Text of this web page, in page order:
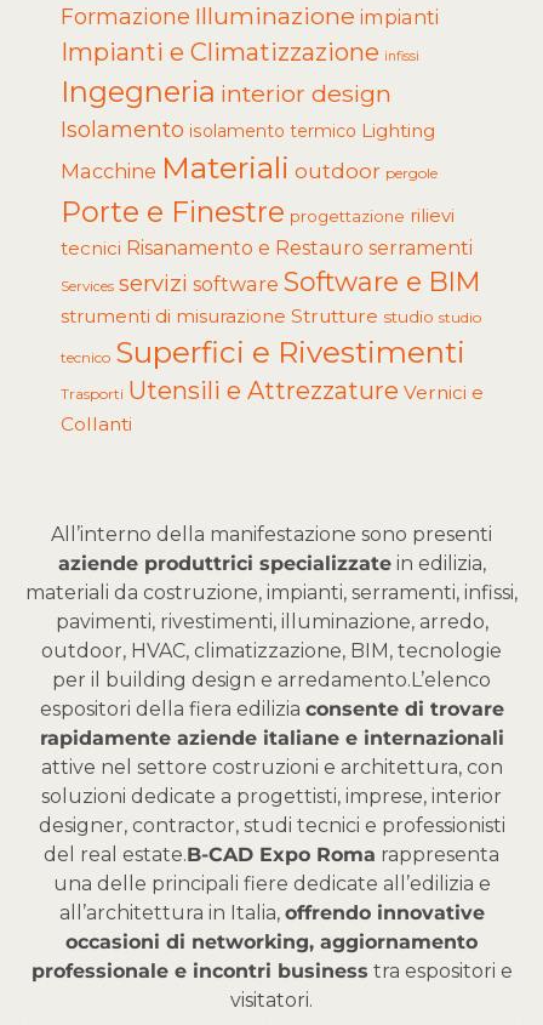
Formazione Illuminazione impianti
Impianti e Climatizzazione infissi
Ingegneria interior design
Isolamento isolamento termico Lighting
Macchine Materiali outdoor pergole
Porte e Finestre progettazione rilievi
tecnici Risanamento e Restauro serramenti
Services servizi software Software e BIM
strumenti di misurazione Strutture studio studio
tecnico Superfici e Rivestimenti
Trasporti Utensili e Attrezzature Vernici e
Collanti
All’interno della manifestazione sono presenti
aziende produttrici specializzatein edilizia,
materiali da costruzione, impianti, serramenti, infissi,
pavimenti, rivestimenti, illuminazione, arredo,
outdoor, HVAC, climatizzazione, BIM, tecnologie
per il building design e arredamento. L’elenco
espositori della fiera edilizia consente di trovare
rapidamente aziende italiane e internazionali
attive nel settore costruzioni e architettura, con
soluzioni dedicate a progettisti, imprese, interior
designer, contractor, studi tecnici e professionisti
del real estate.B-CAD Expo Roma rappresenta
una delle principali fiere dedicate all’edilizia e
all’architettura in Italia, offrendo innovative
occasioni di networking, aggiornamento
professionale e incontri business tra espositori e
visitatori.